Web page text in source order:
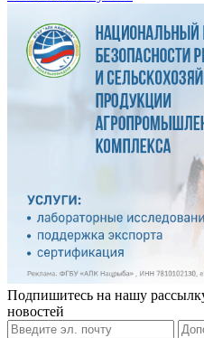
Подпишитесь на нашу
новостей